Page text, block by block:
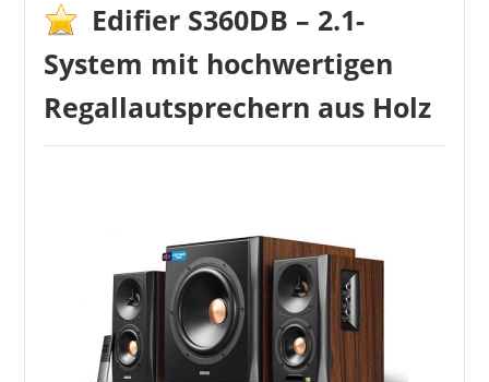
Edifier S360DB – 2.1-
System mit hochwertigen
Regallautsprechern aus Holz